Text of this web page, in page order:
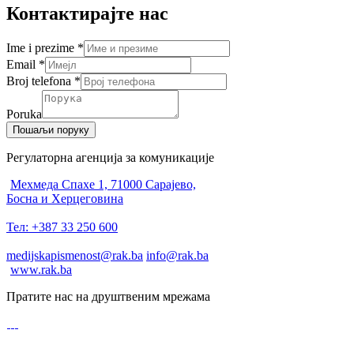
Контактирајте нас
Ime i prezime *
Email *
Broj telefona *
Poruka
Пошаљи поруку
Регулаторна агенција за комуникације
Мехмеда Спахе 1, 71000 Сарајево,
Босна и Херцеговина
Тел: +387 33 250 600
medijskapismenost@rak.ba info@rak.ba
www.rak.ba
Пратите нас на друштвеним мрежама